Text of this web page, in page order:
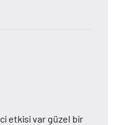
etkisi var güzel bir